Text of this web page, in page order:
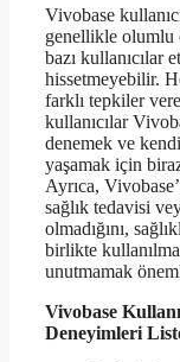
Vivobase
genellikle
bazı kullanıcılar
hissetmeyebilir.
farklı tepkiler
kullanıcılar
denemek ve
yaşamak için biraz
Ayrıca,
sağlık tedavisi
olmadığını,
birlikte
unutmamak
Vivobase
Deneyimleri